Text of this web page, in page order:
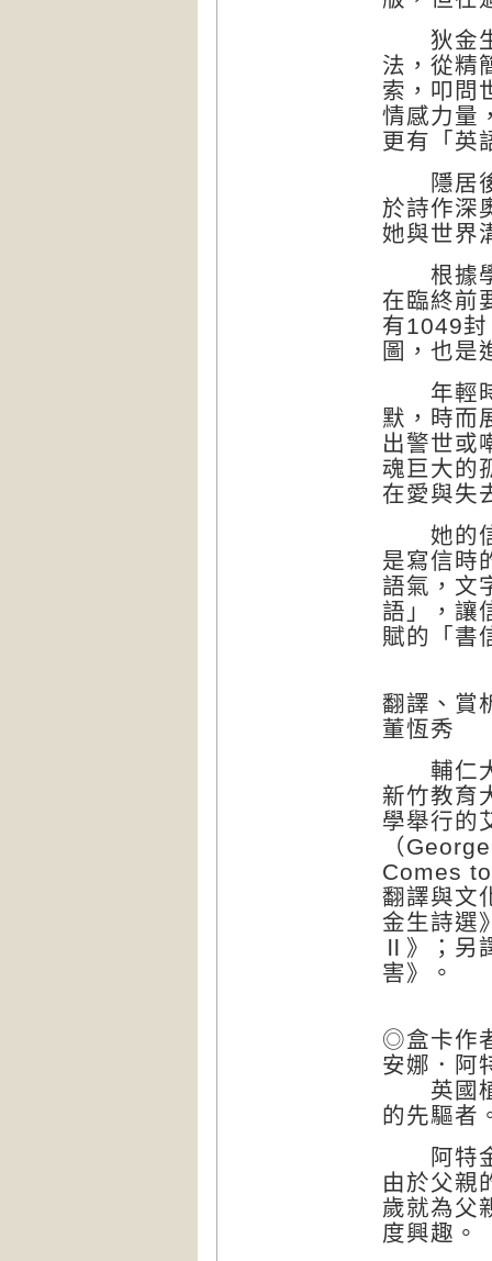
狄金生
法，從精
索，叩問
情感力量
更有「英
隱居後
於詩作深
她與世界
根據學
在臨終前
有1049
圖，也是
年輕時
默，時而
出警世或
魂巨大的
在愛與失
她的信
是寫信時
語氣，文
語」，讓
賦的「書
翻譯、賞
董恆秀
輔仁大
新竹教育
學舉行的
（
Comes
翻譯與文
金生詩選
Ⅱ》；另
害》。
◎盒卡作
安娜．阿
英國植
的先驅者
阿特金
由於父親
歲就為父
度興趣。